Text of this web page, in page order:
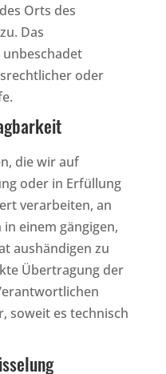
Orts des
Das
oder
die wir auf
oder in Erfüllung
verarbeiten, an
einem gängigen,
aushändigen zu
Übertragung der
soweit es technisch